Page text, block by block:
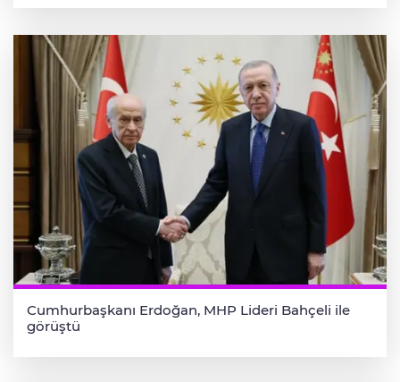
Cumhurbaşkanı Erdoğan, MHP Lideri Bahçeli ile
görüştü